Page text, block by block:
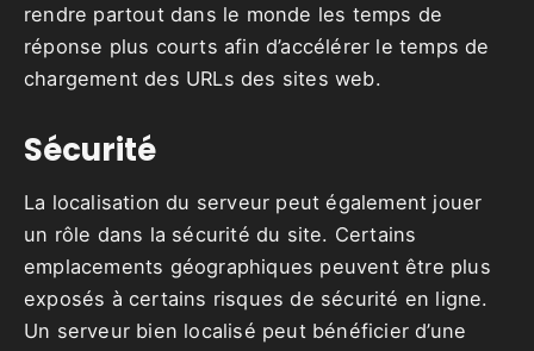
rendre partout dans le monde les temps de
réponse plus courts afin d’accélérer le temps de
chargement des URLs des sites web.
Sécurité
La localisation du serveur peut également jouer
un rôle dans la sécurité du site. Certains
emplacements géographiques peuvent être plus
exposés à certains risques de sécurité en ligne.
Un serveur bien localisé peut bénéficier d’une